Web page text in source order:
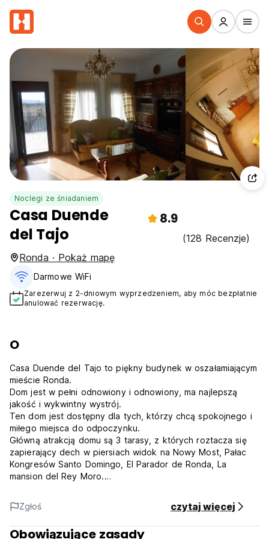
Noclegi ze śniadaniem
Casa Duende
del Tajo
8.9
(128 Recenzje)
Ronda · Pokaż mapę
Darmowe WiFi
Zarezerwuj z 2-dniowym wyprzedzeniem, aby móc bezpłatnie
anulować rezerwację.
O
Casa Duende del Tajo to piękny budynek w oszałamiającym
mieście Ronda.
Dom jest w pełni odnowiony i odnowiony, ma najlepszą
jakość i wykwintny wystrój.
Ten dom jest dostępny dla tych, którzy chcą spokojnego i
miłego miejsca do odpoczynku.
Główną atrakcją domu są 3 tarasy, z których roztacza się
zapierający dech w piersiach widok na Nowy Most, Pałac
Kongresów Santo Domingo, El Parador de Ronda, La
mansion del Rey Moro.
Casa Duende del Tajo posiada 6 sypialni.
Mamy podwójne łóżka, oddzielne prycze i pokoje
trzyosobowe.
W pokojach znajduje się klimatyzacja i ogrzewanie.
Zgłoś czytaj więcej
Obowiązujące zasady